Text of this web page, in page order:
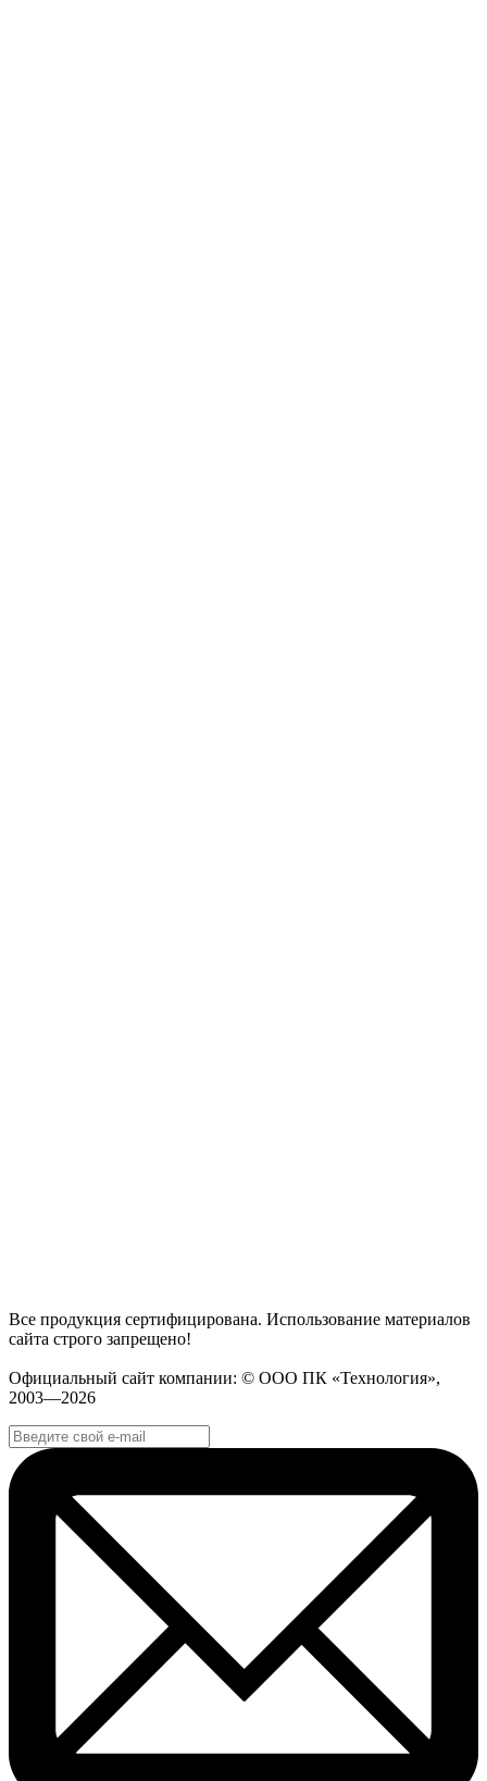
Все продукция сертифицирована. Использование материалов
сайта строго запрещено!
Официальный сайт компании: © ООО ПК «Технология»,
2003—2026